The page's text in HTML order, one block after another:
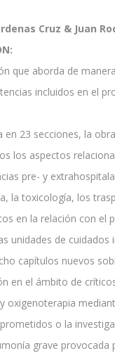
era:
Cruz & Juan
que aborda de
incluidos en el
en 23 secciones, la
los aspectos
pre- y
la toxicología, los
en la relación con el
unidades de cuidados
capítulos nuevos
en el ámbito de
oxigenoterapia
o la
grave provocada